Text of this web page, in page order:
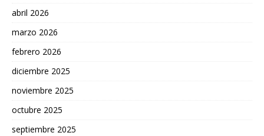
abril 2026
marzo 2026
febrero 2026
diciembre 2025
noviembre 2025
octubre 2025
septiembre 2025